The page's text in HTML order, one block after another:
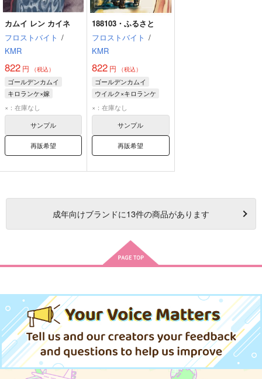
カムイ レン カイネ
フロストバイト /
KMR
822 円 （税込）
ゴールデンカムイ
キロランケ×嫁
キロランケ
キロランケ嫁
×：在庫なし
サンプル
再販希望
188103・ふるさと
フロストバイト /
KMR
822 円 （税込）
ゴールデンカムイ
ウイルク×キロランケ
キロランケ
ソフィア
×：在庫なし
サンプル
再販希望
成年向けブランドに13件の商品があります